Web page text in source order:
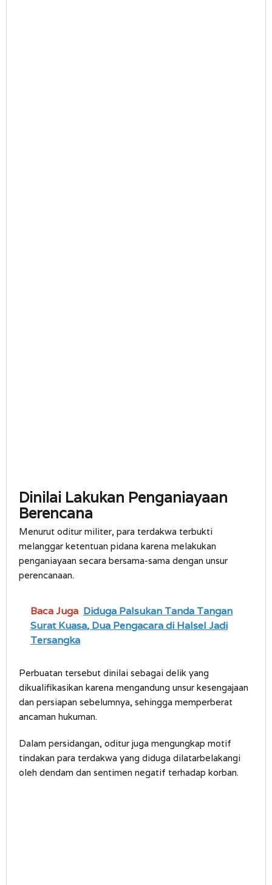
Dinilai Lakukan Penganiayaan
Berencana
Menurut oditur militer, para terdakwa terbukti
melanggar ketentuan pidana karena melakukan
penganiayaan secara bersama-sama dengan unsur
perencanaan.
Baca Juga Diduga Palsukan Tanda Tangan
Surat Kuasa, Dua Pengacara di Halsel Jadi
Tersangka
Perbuatan tersebut dinilai sebagai delik yang
dikualifikasikan karena mengandung unsur kesengajaan
dan persiapan sebelumnya, sehingga memperberat
ancaman hukuman.
Dalam persidangan, oditur juga mengungkap motif
tindakan para terdakwa yang diduga dilatarbelakangi
oleh dendam dan sentimen negatif terhadap korban.